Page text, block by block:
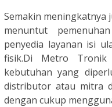
Semakin meningkatnya
menuntut
penyedia layanan isi
fisik.Di Metro Tronik
kebutuhan yang
distributor atau mitra
dengan cukup